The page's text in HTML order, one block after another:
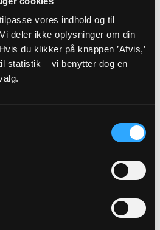
vores indhold og til
deler ikke oplysninger om din
du klikker på knappen ’Afvis,’
statistik – vi benytter dog en
30